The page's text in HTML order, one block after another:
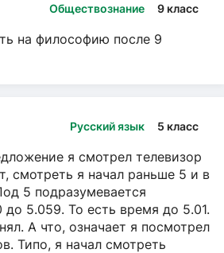
Обществознание 9 класс
на философию после 9
Русский язык 5 класс
я смотрел телевизор
смотреть я начал раньше 5 и в
5 подразумевается
5.059. То есть время до 5.01.
А что, означает я посмотрел
Типо, я начал смотреть